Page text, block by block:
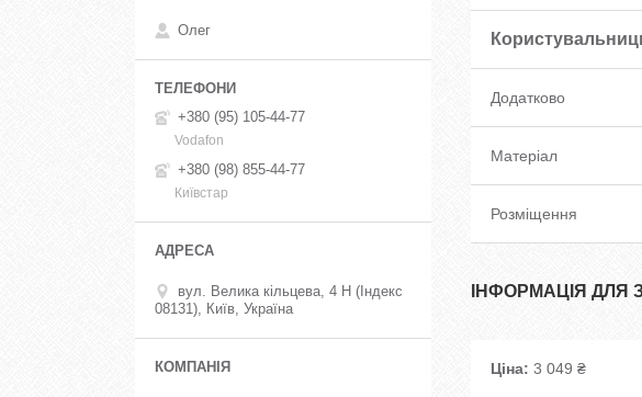
Додатково
Матеріал
Розміщення
ІНФОРМАЦІЯ ДЛЯ
Ціна: 3 049 ₴
Олег
+380 (95) 105-44-77
Vodafon
+380 (98) 855-44-77
Київстар
вул. Велика кільцева, 4 Н (Індекс
08131), Київ, Україна